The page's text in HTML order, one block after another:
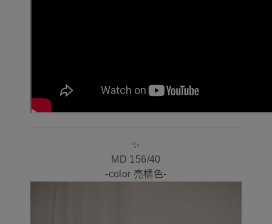
✨
MD 156/40
-color 亮橘色-